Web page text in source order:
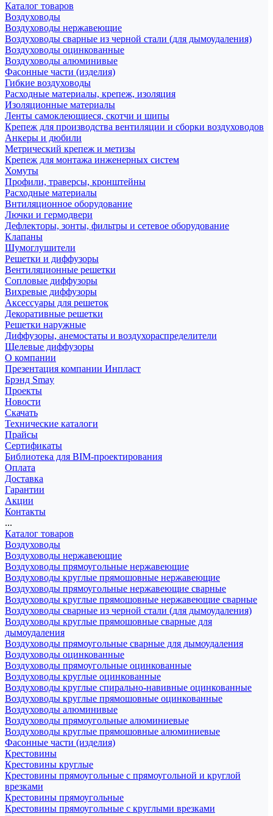
Каталог товаров
Воздуховоды
Воздуховоды нержавеющие
Воздуховоды сварные из черной стали (для дымоудаления)
Воздуховоды оцинкованные
Воздуховоды алюминивые
Фасонные части (изделия)
Гибкие воздуховоды
Расходные материалы, крепеж, изоляция
Изоляционные материалы
Ленты самоклеющиеся, скотчи и шипы
Крепеж для производства вентиляции и сборки воздуховодов
Анкеры и дюбили
Метрический крепеж и метизы
Крепеж для монтажа инженерных систем
Хомуты
Профили, траверсы, кронштейны
Расходные материалы
Внтиляционное оборудование
Лючки и гермодвери
Дефлекторы, зонты, фильтры и сетевое оборудование
Клапаны
Шумоглушители
Решетки и диффузоры
Вентиляционные решетки
Сопловые диффузоры
Вихревые диффузоры
Аксессуары для решеток
Декоративные решетки
Решетки наружные
Диффузоры, анемостаты и воздухораспределители
Щелевые диффузоры
О компании
Презентация компании Инпласт
Брэнд Smay
Проекты
Новости
Скачать
Технические каталоги
Прайсы
Сертификаты
Библиотека для BIM-проектирования
Оплата
Доставка
Гарантии
Акции
Контакты
...
Каталог товаров
Воздуховоды
Воздуховоды нержавеющие
Воздуховоды прямоугольные нержавеющие
Воздуховоды круглые прямошовные нержавеющие
Воздуховоды прямоугольные нержавеющие сварные
Воздуховоды круглые прямошовные нержавеющие сварные
Воздуховоды сварные из черной стали (для дымоудаления)
Воздуховоды круглые прямошовные сварные для
дымоудаления
Воздуховоды прямоугольные сварные для дымоудаления
Воздуховоды оцинкованные
Воздуховоды прямоугольные оцинкованные
Воздуховоды круглые оцинкованные
Воздуховоды круглые спирально-навивные оцинкованные
Воздуховоды круглые прямошовные оцинкованные
Воздуховоды алюминивые
Воздуховоды прямоугольные алюминиевые
Воздуховоды круглые прямошовные алюминиевые
Фасонные части (изделия)
Крестовины
Крестовины круглые
Крестовины прямоугольные с прямоугольной и круглой
врезками
Крестовины прямоугольные
Крестовины прямоугольные с круглыми врезками